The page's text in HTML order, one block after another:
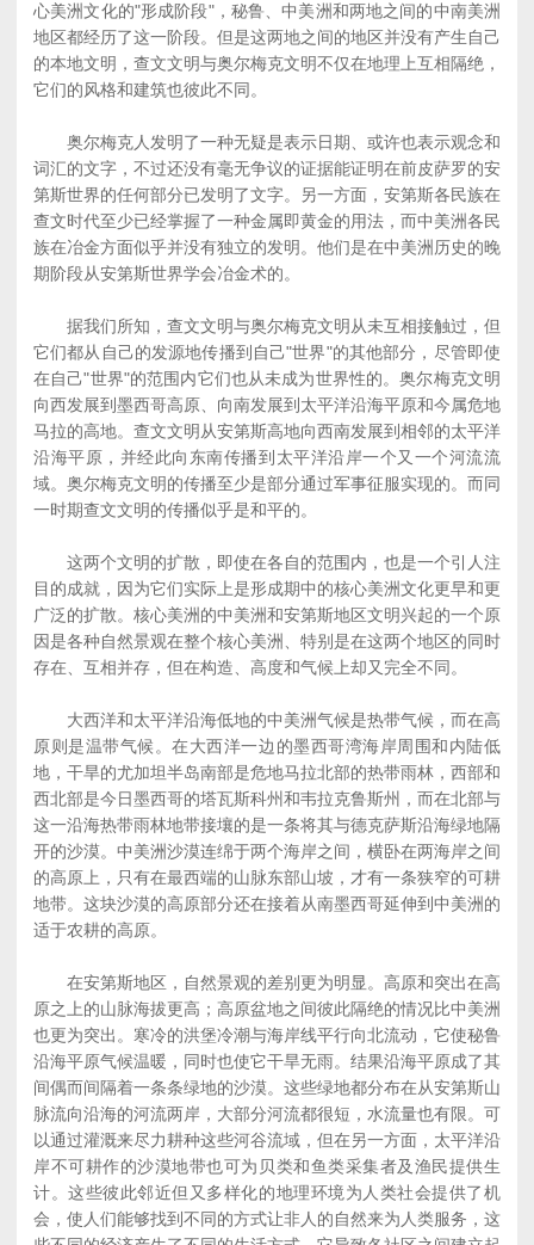
心美洲文化的"形成阶段"，秘鲁、中美洲和两地之间的中南美洲
地区都经历了这一阶段。但是这两地之间的地区并没有产生自己
的本地文明，查文文明与奥尔梅克文明不仅在地理上互相隔绝，
它们的风格和建筑也彼此不同。
奥尔梅克人发明了一种无疑是表示日期、或许也表示观念和
词汇的文字，不过还没有毫无争议的证据能证明在前皮萨罗的安
第斯世界的任何部分已发明了文字。另一方面，安第斯各民族在
查文时代至少已经掌握了一种金属即黄金的用法，而中美洲各民
族在冶金方面似乎并没有独立的发明。他们是在中美洲历史的晚
期阶段从安第斯世界学会冶金术的。
据我们所知，查文文明与奥尔梅克文明从未互相接触过，但
它们都从自己的发源地传播到自己"世界"的其他部分，尽管即使
在自己"世界"的范围内它们也从未成为世界性的。奥尔梅克文明
向西发展到墨西哥高原、向南发展到太平洋沿海平原和今属危地
马拉的高地。查文文明从安第斯高地向西南发展到相邻的太平洋
沿海平原，并经此向东南传播到太平洋沿岸一个又一个河流流
域。奥尔梅克文明的传播至少是部分通过军事征服实现的。而同
一时期查文文明的传播似乎是和平的。
这两个文明的扩散，即使在各自的范围内，也是一个引人注
目的成就，因为它们实际上是形成期中的核心美洲文化更早和更
广泛的扩散。核心美洲的中美洲和安第斯地区文明兴起的一个原
因是各种自然景观在整个核心美洲、特别是在这两个地区的同时
存在、互相并存，但在构造、高度和气候上却又完全不同。
大西洋和太平洋沿海低地的中美洲气候是热带气候，而在高
原则是温带气候。在大西洋一边的墨西哥湾海岸周围和内陆低
地，干旱的尤加坦半岛南部是危地马拉北部的热带雨林，西部和
西北部是今日墨西哥的塔瓦斯科州和韦拉克鲁斯州，而在北部与
这一沿海热带雨林地带接壤的是一条将其与德克萨斯沿海绿地隔
开的沙漠。中美洲沙漠连绵于两个海岸之间，横卧在两海岸之间
的高原上，只有在最西端的山脉东部山坡，才有一条狭窄的可耕
地带。这块沙漠的高原部分还在接着从南墨西哥延伸到中美洲的
适于农耕的高原。
在安第斯地区，自然景观的差别更为明显。高原和突出在高
原之上的山脉海拔更高；高原盆地之间彼此隔绝的情况比中美洲
也更为突出。寒冷的洪堡冷潮与海岸线平行向北流动，它使秘鲁
沿海平原气候温暖，同时也使它干旱无雨。结果沿海平原成了其
间偶而间隔着一条条绿地的沙漠。这些绿地都分布在从安第斯山
脉流向沿海的河流两岸，大部分河流都很短，水流量也有限。可
以通过灌溉来尽力耕种这些河谷流域，但在另一方面，太平洋沿
岸不可耕作的沙漠地带也可为贝类和鱼类采集者及渔民提供生
计。这些彼此邻近但又多样化的地理环境为人类社会提供了机
会，使人们能够找到不同的方式让非人的自然来为人类服务，这